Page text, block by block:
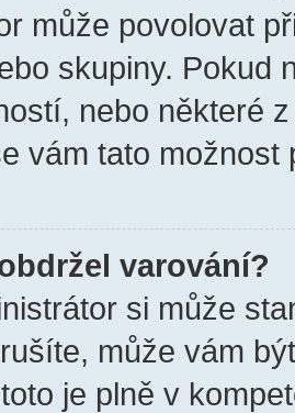
může povolovat
skupiny. Pokud
nebo některé
vám tato
varování?
si může
může vám
je plně v